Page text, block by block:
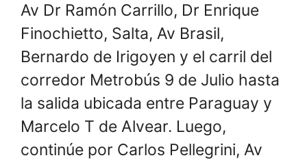
Av Dr Ramón Carrillo, Dr Enrique
Finochietto, Salta, Av Brasil,
Bernardo de Irigoyen y el carril del
corredor Metrobús 9 de Julio hasta
la salida ubicada entre Paraguay y
Marcelo T de Alvear. Luego,
continúe por Carlos Pellegrini, Av